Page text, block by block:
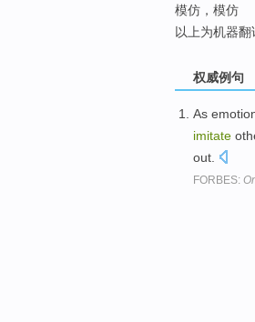
模仿，模仿
以上为机器
权威例句
As
imitate
out.
FORBES: